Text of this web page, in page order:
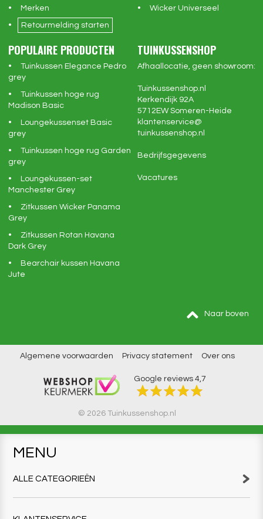
Merken
Retourmelding starten
Wicker Universeel
POPULAIRE PRODUCTEN
Tuinkussen Elegance Pedro
grey
Tuinkussen hoge rug
Madison Basic
Loungekussenset Basic
grey
Tuinkussen hoge rug Garden
grey
Loungekussen-set
Manchester Grey
Zitkussen Wicker Panama
Grey
Zitkussen Rotan Havana
Dark Grey
Bearchair kussen Havana
Jute
TUINKUSSENSHOP
Afhaallocatie, geen showroom:
Tuinkussenshop.nl
Kerkendijk 92A
5712EW Someren-Heide
klantenservice@
tuinkussenshop.nl
Bedrijfsgegevens
Vacatures
Naar boven
Algemene voorwaarden Privacy statement Over ons
Google reviews 4,7
© 2026 Tuinkussenshop.nl
MENU
ALLE CATEGORIEËN